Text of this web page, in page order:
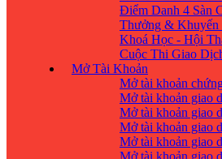
Điểm Danh 4 Sàn
Thưởng & Khuyến
Khoá Học - Hội
Cuộc Thi Giao
Mở Tài Khoản
Mở tài khoản
Mở tài khoản giao
Mở tài khoản giao
Mở tài khoản giao
Mở tài khoản giao
Mở tài khoản giao